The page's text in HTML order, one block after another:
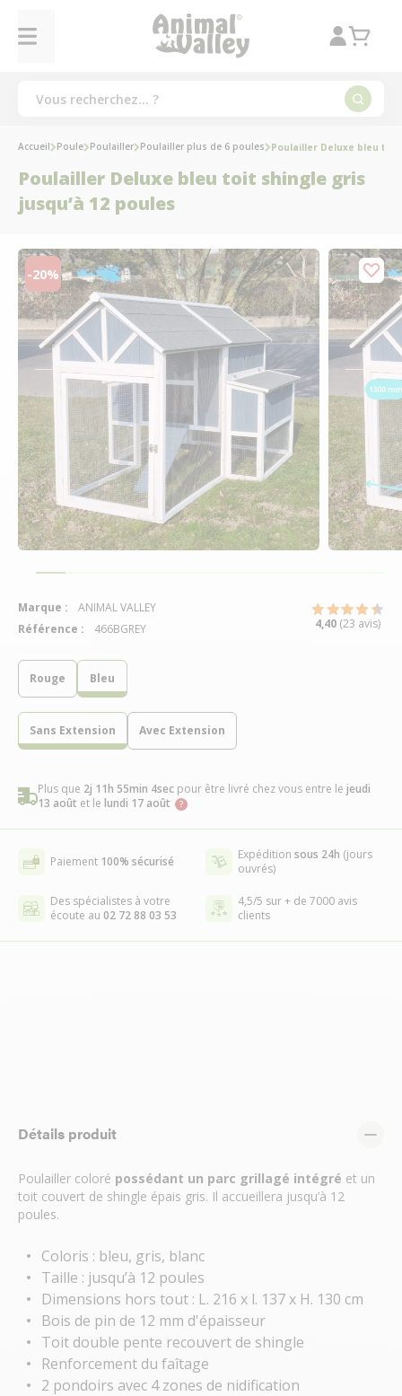
Rouge Bleu
Sans Extension Avec Extension
Plus que 2j 11h 55min 3sec pour être livré chez vous entre le jeudi
13 août et le lundi 17 août
Paiement 100% sécurisé Expédition sous 24h (jours
ouvrés)
Des spécialistes à votre
écoute au 02 72 88 03 53
4,5/5 sur + de 7000 avis
clients
Détails produit
Poulailler coloré possédant un parc grillagé intégré et un
toit couvert de shingle épais gris. Il accueillera jusqu’à 12
poules.
Coloris : bleu, gris, blanc
Taille : jusqu’à 12 poules
Dimensions hors tout : L. 216 x l. 137 x H. 130 cm
Bois de pin de 12 mm d'épaisseur
Toit double pente recouvert de shingle
Renforcement du faîtage
2 pondoirs avec 4 zones de nidification
Accueil Poule Poulailler Poulailler plus de 6 poules Poulailler Deluxe bleu toit
Poulailler Deluxe bleu toit shingle gris
jusqu’à 12 poules
-20%
Marque :
ANIMAL VALLEY
Référence :
466BGREY 4,40 (23 avis)